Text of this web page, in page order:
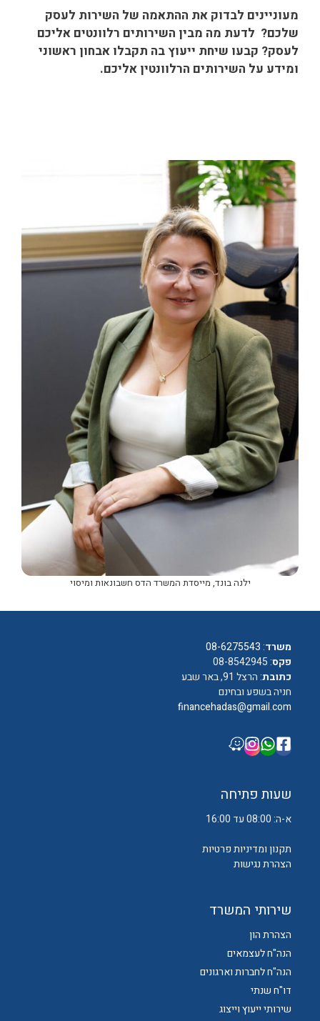
מעוניינים לבדוק את ההתאמה של השירות לעסק
שלכם? לדעת מה מבין השירותים רלוונטים אליכם
לעסק? קבעו שיחת ייעוץ בה תקבלו אבחון ראשוני
ומידע על השירותים הרלוונטין אליכם.
ילנה בונד, מייסדת המשרד הדס חשבונאות ומיסוי
משרד:
08-6275543
פקס: 08-8542945
כתובת: הרצל 91, באר שבע
חניה בשפע ובחינם
financehadas@gmail.com
שעות פתיחה
א-ה: 08:00 עד 16:00
תקנון ומדיניות פרטיות
הצהרת נגישות
שירותי המשרד
הצהרת הון
הנה"ח לעצמאים
הנה"ח לחברות וארגונים
דו"ח שנתי
שירותי ייעוץ וייצוג